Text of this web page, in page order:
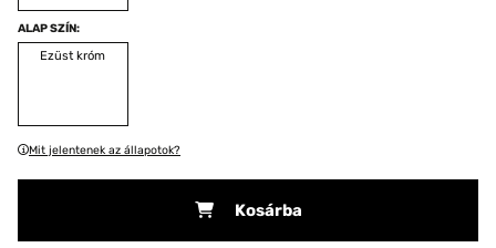
ALAP SZÍN:
Ezüst króm
Mit jelentenek az állapotok?
Kosárba